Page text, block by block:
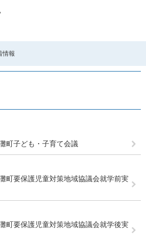
情報
子ども・子育て会議
要保護児童対策地域協議会就学前実
要保護児童対策地域協議会就学後実